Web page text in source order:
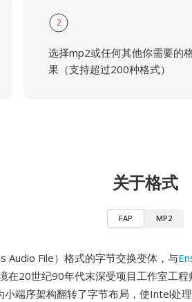
2
选择mp2或任何其他你需要的
果（支持超过200种格式）
关于格式
FAP MP2
Audio File）格式的字节交换变体，与
20世纪90年代末深受项目工作室工程
小端序架构翻转了字节布局，使Intel处